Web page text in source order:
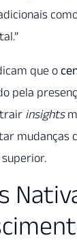
que o
pela
insights
mudanças